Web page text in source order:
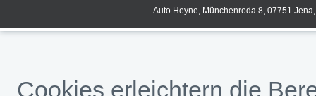
Auto Heyne, Münchenroda 8, 07751
Cookies erleichtern die